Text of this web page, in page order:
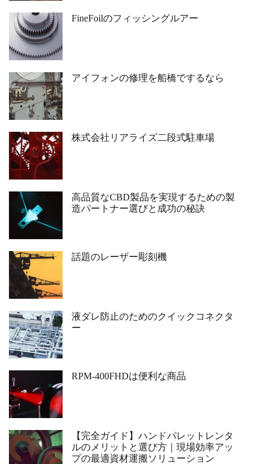
FineFoilのフィッシングルアー
アイフォンの修理を船橋でするなら
株式会社リアライズ二段式駐車場
高品質なCBD製品を実現するための製
造パートナー選びと成功の秘訣
話題のレーザー彫刻機
液ダレ防止のためのクイックコネクタ
ー
RPM-400FHDは便利な商品
【完全ガイド】ハンドパレットレンタ
ルのメリットと選び方｜現場効率アッ
プの最適資材運搬ソリューション